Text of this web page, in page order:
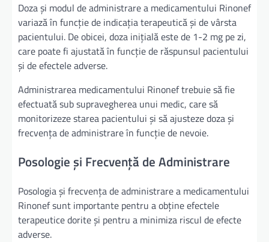
Doza și modul de administrare a medicamentului Rinonef
variază în funcție de indicația terapeutică și de vârsta
pacientului. De obicei, doza inițială este de 1-2 mg pe zi,
care poate fi ajustată în funcție de răspunsul pacientului
și de efectele adverse.
Administrarea medicamentului Rinonef trebuie să fie
efectuată sub supravegherea unui medic, care să
monitorizeze starea pacientului și să ajusteze doza și
frecvența de administrare în funcție de nevoie.
Posologie și Frecvență de Administrare
Posologia și frecvența de administrare a medicamentului
Rinonef sunt importante pentru a obține efectele
terapeutice dorite și pentru a minimiza riscul de efecte
adverse.